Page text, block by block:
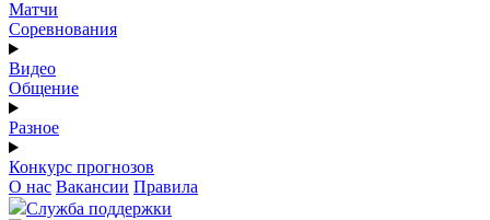
Матчи
Соревнования
Видео
Общение
Разное
Конкурс прогнозов
О нас Вакансии Правила
Служба поддержки